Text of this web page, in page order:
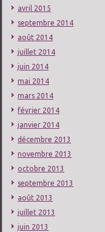
avril 2015
septembre 2014
août 2014
juillet 2014
juin 2014
mai 2014
mars 2014
février 2014
janvier 2014
décembre 2013
novembre 2013
octobre 2013
septembre 2013
août 2013
juillet 2013
juin 2013